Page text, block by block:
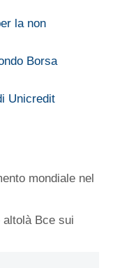
la non
Borsa
Unicredit
mondiale nel
Bce sui